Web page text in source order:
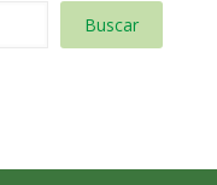
Buscar